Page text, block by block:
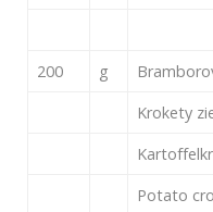
200 g
Krokety
Potato